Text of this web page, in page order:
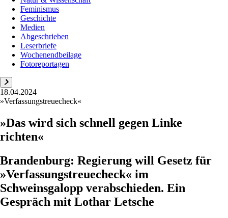
Feminismus
Geschichte
Medien
Abgeschrieben
Leserbriefe
Wochenendbeilage
Fotoreportagen
18.04.2024
»Verfassungstreuecheck«
»Das wird sich schnell gegen Linke
richten«
Brandenburg: Regierung will Gesetz für
»Verfassungstreuecheck« im
Schweinsgalopp verabschieden. Ein
Gespräch mit Lothar Letsche